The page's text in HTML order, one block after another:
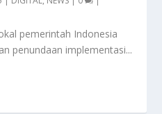
pemerintah Indonesia
penundaan implementasi...